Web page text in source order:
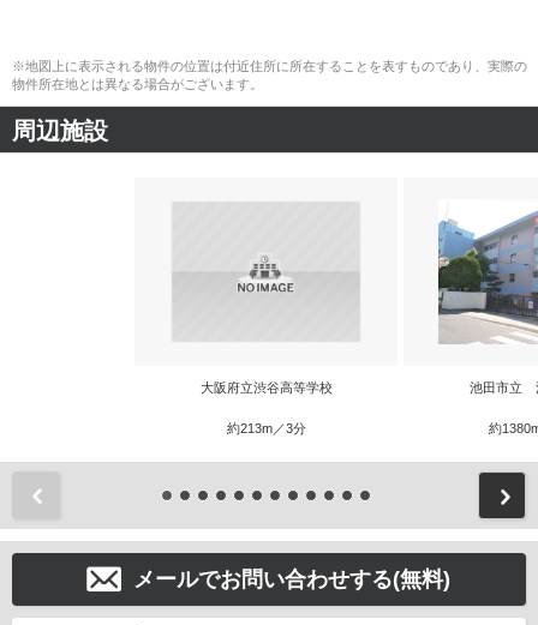
※地図上に表示される物件の位置は付近住所に所在することを表すものであり、実際の
物件所在地とは異なる場合がございます。
周辺施設
大阪府立渋谷高等学校
約213m／3分
池田市立
約
メールでお問い合わせする(無料)